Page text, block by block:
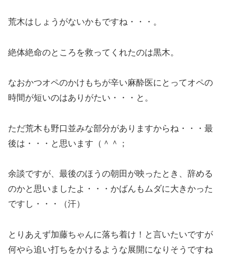
荒木はしょうがないかもですね・・・。
絶体絶命のところを救ってくれたのは黒木。
なおかつオペのかけもちが辛い麻酔医にとってオペの
時間が短いのはありがたい・・・と。
ただ荒木も野口並みな部分がありますからね・・・最
後は・・・と思います（＾＾；
余談ですが、最後のほうの朝田が映ったとき、辞める
のかと思いましたよ・・・かばんもムダに大きかった
ですし・・・（汗）
とりあえず加藤ちゃんに落ち着け！と言いたいですが
何やら追い打ちをかけるような展開になりそうですね